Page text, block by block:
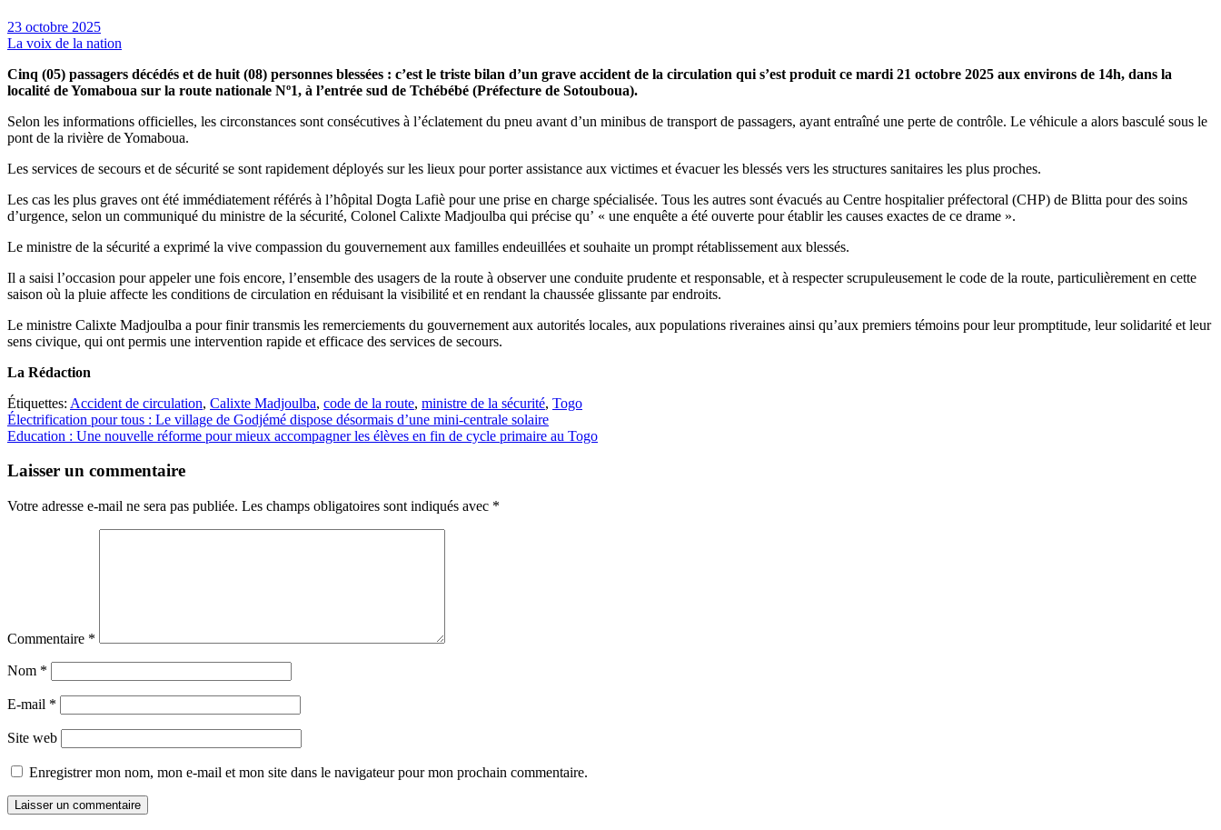
23 octobre 2025
La voix de la nation
Cinq (05) passagers décédés et de huit (08) personnes blessées : c’est le triste bilan d’un grave accident de la circulation qui s’est produit ce mardi 21 octobre 2025 aux environs de 14h, dans la
localité de Yomaboua sur la route nationale Nº1, à l’entrée sud de Tchébébé (Préfecture de Sotouboua).
Selon les informations officielles, les circonstances sont consécutives à l’éclatement du pneu avant d’un minibus de transport de passagers, ayant entraîné une perte de contrôle. Le véhicule a alors basculé sous le
pont de la rivière de Yomaboua.
Les services de secours et de sécurité se sont rapidement déployés sur les lieux pour porter assistance aux victimes et évacuer les blessés vers les structures sanitaires les plus proches.
Les cas les plus graves ont été immédiatement référés à l’hôpital Dogta Lafiè pour une prise en charge spécialisée. Tous les autres sont évacués au Centre hospitalier préfectoral (CHP) de Blitta pour des soins
d’urgence, selon un communiqué du ministre de la sécurité, Colonel Calixte Madjoulba qui précise qu’ « une enquête a été ouverte pour établir les causes exactes de ce drame ».
Le ministre de la sécurité a exprimé la vive compassion du gouvernement aux familles endeuillées et souhaite un prompt rétablissement aux blessés.
Il a saisi l’occasion pour appeler une fois encore, l’ensemble des usagers de la route à observer une conduite prudente et responsable, et à respecter scrupuleusement le code de la route, particulièrement en cette
saison où la pluie affecte les conditions de circulation en réduisant la visibilité et en rendant la chaussée glissante par endroits.
Le ministre Calixte Madjoulba a pour finir transmis les remerciements du gouvernement aux autorités locales, aux populations riveraines ainsi qu’aux premiers témoins pour leur promptitude, leur solidarité et leur
sens civique, qui ont permis une intervention rapide et efficace des services de secours.
La Rédaction
Étiquettes: Accident de circulation, Calixte Madjoulba, code de la route, ministre de la sécurité, Togo
Navigation
de
l’article
Électrification pour tous : Le village de Godjémé dispose désormais d’une mini-centrale solaire
Education : Une nouvelle réforme pour mieux accompagner les élèves en fin de cycle primaire au Togo
Laisser un commentaire
Votre adresse e-mail ne sera pas publiée. Les champs obligatoires sont indiqués avec *
Commentaire *
Nom *
E-mail *
Site web
Enregistrer mon nom, mon e-mail et mon site dans le navigateur pour mon prochain commentaire.